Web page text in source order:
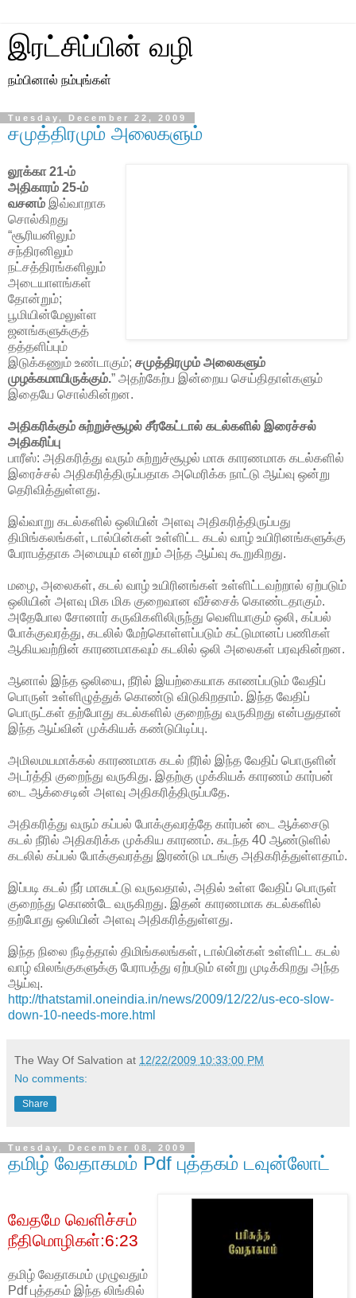
இரட்சிப்பின் வழி
நம்பினால் நம்புங்கள்
Tuesday, December 22, 2009
சமுத்திரமும் அலைகளும்
லூக்கா 21-ம்
அதிகாரம் 25-ம்
வசனம் இவ்வாறாக
சொல்கிறது
“சூரியனிலும்
சந்திரனிலும்
நட்சத்திரங்களிலும்
அடையாளங்கள்
தோன்றும்;
பூமியின்மேலுள்ள
ஜனங்களுக்குத்
தத்தளிப்பும்
இடுக்கணும் உண்டாகும்; சமுத்திரமும் அலைகளும்
முழக்கமாயிருக்கும்.” அதற்கேற்ப இன்றைய செய்திதாள்களும்
இதையே சொல்கின்றன.
அதிகரிக்கும் சுற்றுச்சூழல் சீர்கேட்டால் கடல்களில் இரைச்சல்
அதிகரிப்பு
பாரீஸ்: அதிகரித்து வரும் சுற்றுச்சூழல் மாசு காரணமாக கடல்களில்
இரைச்சல் அதிகரித்திருப்பதாக அமெரிக்க நாட்டு ஆய்வு ஒன்று
தெரிவித்துள்ளது.
இவ்வாறு கடல்களில் ஒலியின் அளவு அதிகரித்திருப்பது
திமிங்கலங்கள், டால்பின்கள் உள்ளிட்ட கடல் வாழ் உயிரினங்களுக்கு
பேராபத்தாக அமையும் என்றும் அந்த ஆய்வு கூறுகிறது.
மழை, அலைகள், கடல் வாழ் உயிரினங்கள் உள்ளிட்டவற்றால் ஏற்படும்
ஒலியின் அளவு மிக மிக குறைவான வீச்சைக் கொண்டதாகும்.
அதேபோல சோனார் கருவிகளிலிருந்து வெளியாகும் ஒலி, கப்பல்
போக்குவரத்து, கடலில் மேற்கொள்ளப்படும் கட்டுமானப் பணிகள்
ஆகியவற்றின் காரணமாகவும் கடலில் ஒலி அலைகள் பரவுகின்றன.
ஆனால் இந்த ஒலியை, நீரில் இயற்கையாக காணப்படும் வேதிப்
பொருள் உள்ளிழுத்துக் கொண்டு விடுகிறதாம். இந்த வேதிப்
பொருட்கள் தற்போது கடல்களில் குறைந்து வருகிறது என்பதுதான்
இந்த ஆய்வின் முக்கியக் கண்டுபிடிப்பு.
அமிலமயமாக்கல் காரணமாக கடல் நீரில் இந்த வேதிப் பொருளின்
அடர்த்தி குறைந்து வருகிது. இதற்கு முக்கியக் காரணம் கார்பன்
டை ஆக்சைடின் அளவு அதிகரித்திருப்பதே.
அதிகரித்து வரும் கப்பல் போக்குவரத்தே கார்பன் டை ஆக்சைடு
கடல் நீரில் அதிகரிக்க முக்கிய காரணம். கடந்த 40 ஆண்டுளில்
கடலில் கப்பல் போக்குவரத்து இரண்டு மடங்கு அதிகரித்துள்ளதாம்.
இப்படி கடல் நீர் மாசுபட்டு வருவதால், அதில் உள்ள வேதிப் பொருள்
குறைந்து கொண்டே வருகிறது. இதன் காரணமாக கடல்களில்
தற்போது ஒலியின் அளவு அதிகரித்துள்ளது.
இந்த நிலை நீடித்தால் திமிங்கலங்கள், டால்பின்கள் உள்ளிட்ட கடல்
வாழ் விலங்குகளுக்கு பேராபத்து ஏற்படும் என்று முடிக்கிறது அந்த
ஆய்வு.
http://thatstamil.oneindia.in/news/2009/12/22/us-eco-slow-
down-10-needs-more.html
The Way Of Salvation at 12/22/2009 10:33:00 PM
No comments:
Share
Tuesday, December 08, 2009
தமிழ் வேதாகமம் Pdf புத்தகம் டவுன்லோட்
வேதமே வெளிச்சம்
நீதிமொழிகள்:6:23
தமிழ் வேதாகமம் முழுவதும்
Pdf புத்தகம் இந்த லிங்கில்